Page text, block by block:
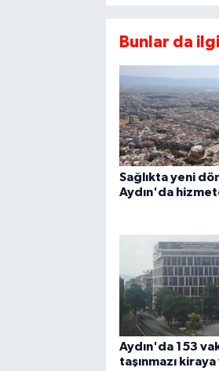
Bunlar da
Sağlıkta yeni
Aydın'da
Aydın'da 153
taşınmazı